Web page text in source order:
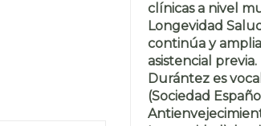
clínicas a nivel
Longevidad
continúa y
asistencial previa.
Durántez es
(Sociedad